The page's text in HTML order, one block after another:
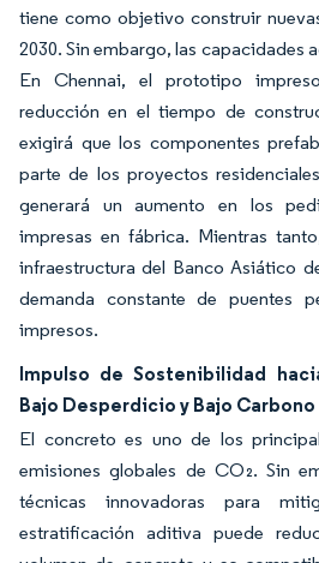
tiene como objetivo construir
2030. Sin embargo, las capacidades
En Chennai, el prototipo
reducción en el tiempo de
exigirá que los componentes
parte de los proyectos
generará un aumento en los
impresas en fábrica. Mientras
infraestructura del Banco Asiático
demanda constante de puentes
impresos.
Impulso de Sostenibilidad
Bajo Desperdicio y Bajo Carbono
El concreto es uno de los
emisiones globales de CO₂. Sin
técnicas innovadoras para
estratificación aditiva puede